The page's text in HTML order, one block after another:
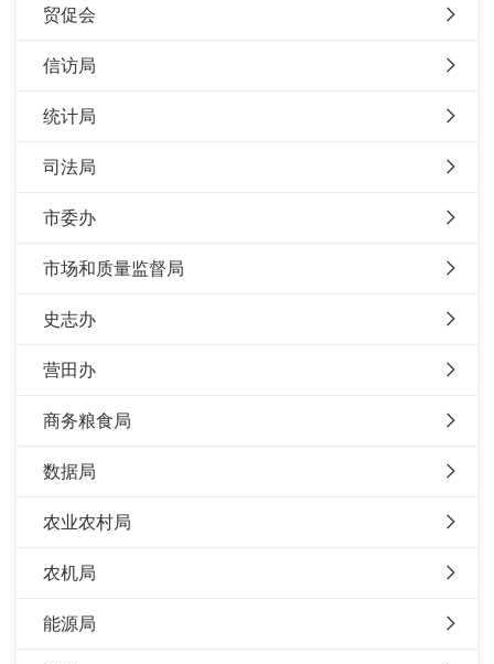
贸促会
信访局
统计局
司法局
市委办
市场和质量监督局
史志办
营田办
商务粮食局
数据局
农业农村局
农机局
能源局